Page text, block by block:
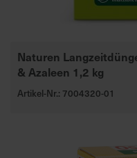
Naturen
& Azaleen 1,2 kg
Artikel-Nr.: 7004320-01